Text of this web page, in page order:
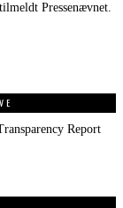
Pressenævnet.
Report